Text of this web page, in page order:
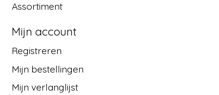
Assortiment
Mijn account
Registreren
Mijn bestellingen
Mijn verlanglijst